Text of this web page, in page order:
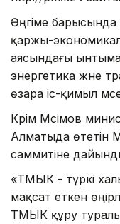
Әңгіме барысында
қаржы-
аясындағы
энергетика және
өзара іс-қимыл
Кәрім Мәсімов
Алматыда өтетін
саммитіне
«ТМЫК - түркі
мақсат еткен
ТМЫК құру